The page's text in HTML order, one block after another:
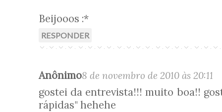
Beijooos :*
RESPONDER
Anônimo8 de novembro de 2010 às 20:11
gostei da entrevista!!! muito boa!!
rápidas" hehehe